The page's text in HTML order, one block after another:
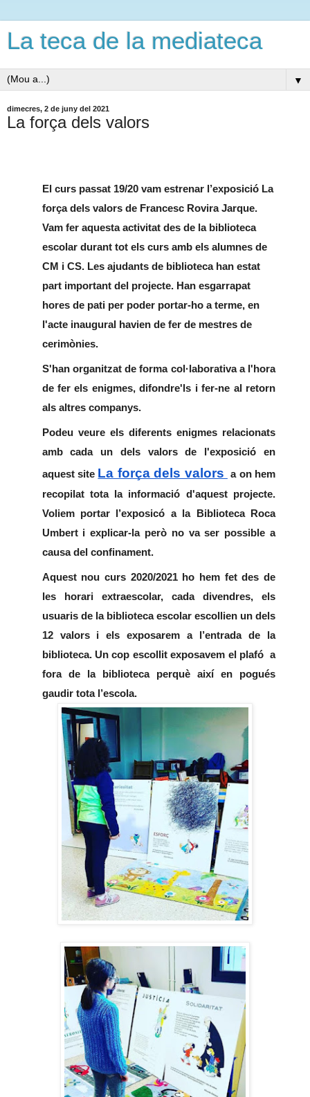
La teca de la mediateca
▼
dimecres, 2 de juny del 2021
La força dels valors
El curs passat 19/20 vam estrenar l’exposició La
força dels valors de Francesc Rovira Jarque.
Vam fer aquesta activitat des de la biblioteca
escolar durant tot els curs amb els alumnes de
CM i CS. Les ajudants de biblioteca han estat
part important del projecte. Han esgarrapat
hores de pati per poder portar-ho a terme, en
l'acte inaugural havien de fer de mestres de
cerimònies.
S'han organitzat de forma col·laborativa a l'hora
de fer els enigmes, difondre'ls i fer-ne al retorn
als altres companys.
Podeu veure els diferents enigmes relacionats
amb cada un dels valors de l'exposició en
aquest site La força dels valors
a on hem
recopilat tota la informació d'aquest projecte.
Voliem portar l’exposicó a la Biblioteca Roca
Umbert i explicar-la però no va ser possible a
causa del confinament.
Aquest nou curs 2020/2021 ho hem fet des de
les horari extraescolar, cada divendres, els
usuaris de la biblioteca escolar escollien un dels
12 valors i els exposarem a l’entrada de la
biblioteca. Un cop escollit exposavem el plafó  a
fora de la biblioteca perquè així en pogués
gaudir tota l’escola.